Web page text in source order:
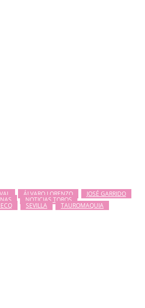
ÁLVARO LORENZO JOSÉ GARRIDO
NOTICIAS TOROS
SEVILLA TAUROMAQUIA